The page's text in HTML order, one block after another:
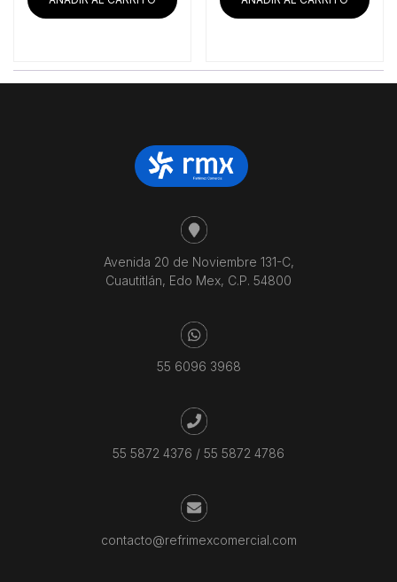
$40,859.48. $37,999.14.
$5,787.93.
Avenida 20 de Noviembre 131-C,
Cuautitlán, Edo Mex, C.P. 54800
55 6096 3968
55 5872 4376 / 55 5872 4786
contacto@refrimexcomercial.com